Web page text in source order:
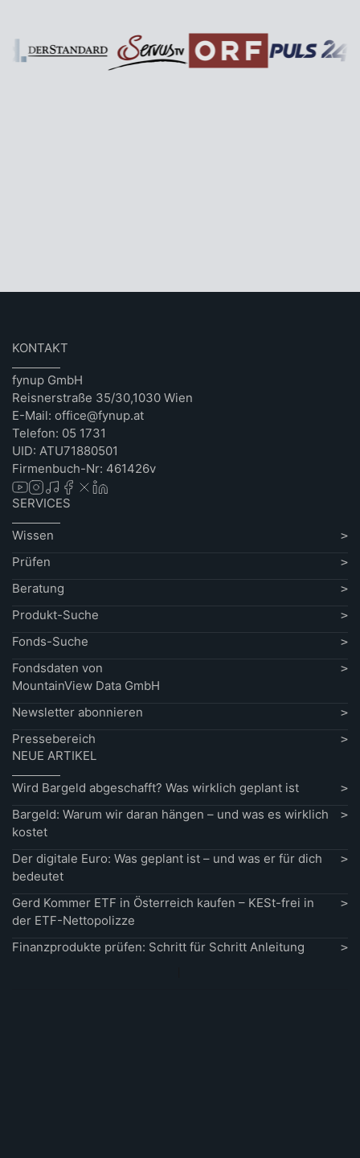
KONTAKT
fynup GmbH
Reisnerstraße 35/30,1030 Wien
E-Mail: office@fynup.at
Telefon: 05 1731
UID: ATU71880501
Firmenbuch-Nr: 461426v
SERVICES
Wissen
Prüfen
Beratung
Produkt-Suche
Fonds-Suche
Fondsdaten von
MountainView Data GmbH
Newsletter abonnieren
Pressebereich
NEUE ARTIKEL
Wird Bargeld abgeschafft? Was wirklich geplant ist
Bargeld: Warum wir daran hängen – und was es wirklich
kostet
Der digitale Euro: Was geplant ist – und was er für dich
bedeutet
Gerd Kommer ETF in Österreich kaufen – KESt-frei in
der ETF-Nettopolizze
Finanzprodukte prüfen: Schritt für Schritt Anleitung